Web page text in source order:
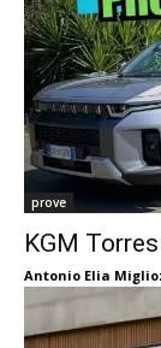
prove
KGM
Antonio Elia